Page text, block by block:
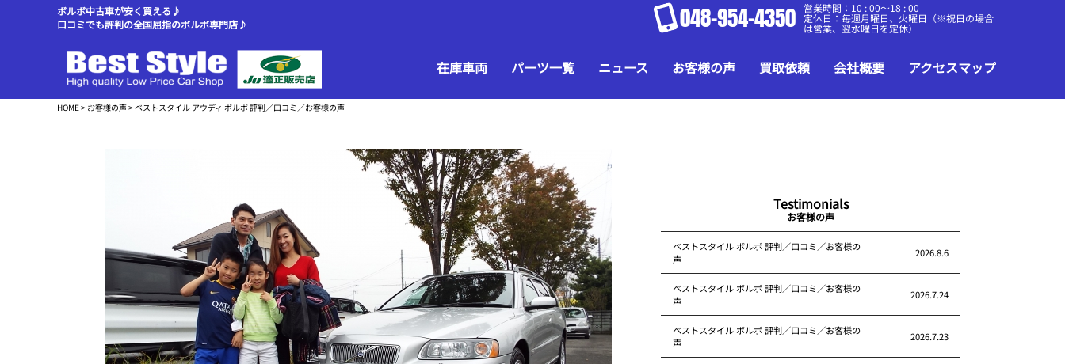
ボルボ中古車が安く買える♪
口コミでも評判の全国屈指のボルボ専門店♪
048-954-4350 営業時間：10 : 00～18 : 00
定休日：毎週月曜日、火曜日（※祝日の場合
は営業、翌水曜日を定休）
在庫車両 パーツ一覧 ニュース お客様の声 買取依頼 会社概要 アクセスマップ
HOME> お客様の声> ベストスタイル アウディ ボルボ 評判／口コミ／お客様の声
Testimonials
お客様の声
ベストスタイル ボルボ 評判／口コミ／お客様の
声
2026.8.6
ベストスタイル ボルボ 評判／口コミ／お客様の
声
2026.7.24
ベストスタイル ボルボ 評判／口コミ／お客様の
声
2026.7.23